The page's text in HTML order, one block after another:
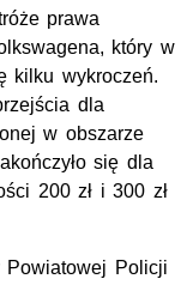
prawa
który w
kilku wykroczeń.
dla
w obszarze
się dla
200 zł i 300 zł
Powiatowej Policji